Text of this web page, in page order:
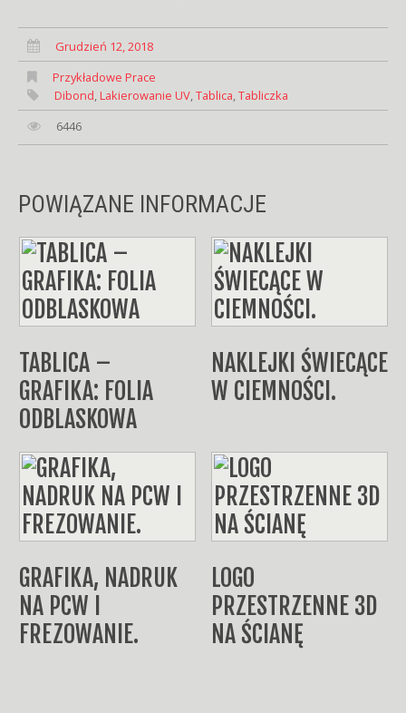
Grudzień 12, 2018
Przykładowe Prace
Dibond, Lakierowanie UV,Tablica,Tabliczka
6446
POWIĄZANE INFORMACJE
TABLICA –
GRAFIKA: FOLIA
ODBLASKOWA
NAKLEJKI ŚWIECĄCE
W CIEMNOŚCI.
GRAFIKA, NADRUK
NA PCW I
FREZOWANIE.
LOGO
PRZESTRZENNE 3D
NA ŚCIANĘ